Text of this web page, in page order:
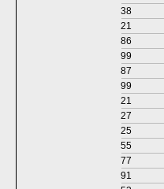
38
21
86
99
87
99
21
27
25
55
77
91